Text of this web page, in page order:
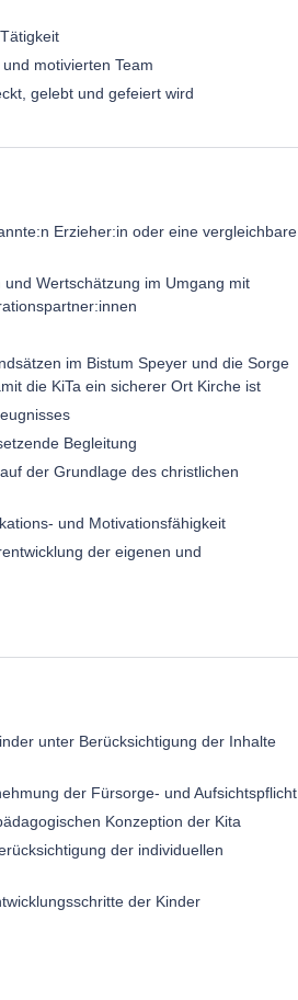
motivierten Team
gelebt und gefeiert wird
Erzieher:in oder eine vergleichbare
Wertschätzung im Umgang mit
im Bistum Speyer und die Sorge
die KiTa ein sicherer Ort Kirche ist
Begleitung
der Grundlage des christlichen
und Motivationsfähigkeit
der eigenen und
unter Berücksichtigung der Inhalte
der Fürsorge- und Aufsichtspflicht
Konzeption der Kita
der individuellen
der Kinder